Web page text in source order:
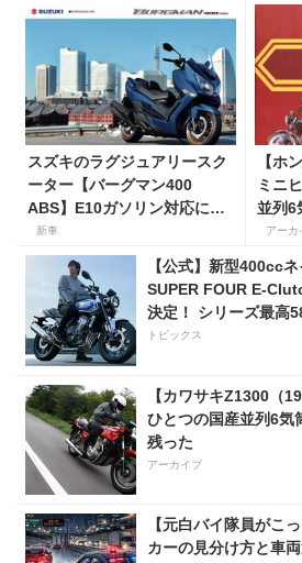
スズキのラグジュアリースク
ーター【バーグマン400
ABS】E10ガソリン対応に仕
様変更して発売。価格は据え
置きの98万100円！
新車
【ホ
ミニ
並列6
アーカ
【公式】新型400cc
SUPER FOUR E-
決定！ シリーズ最高
化!? 完全に「旧
トピックス
【カワサキZ1300（
ひとつの国産並列6気
残った
アーカイブ
【元白バイ隊員がこ
カーの見分け方と車